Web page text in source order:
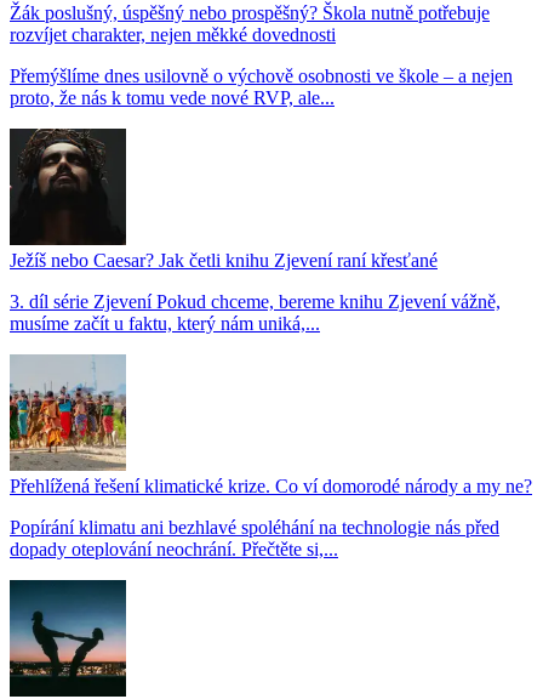
Žák poslušný, úspěšný nebo prospěšný? Škola nutně potřebuje
rozvíjet charakter, nejen měkké dovednosti
Přemýšlíme dnes usilovně o výchově osobnosti ve škole – a nejen
proto, že nás k tomu vede nové RVP, ale...
Ježíš nebo Caesar? Jak četli knihu Zjevení raní křesťané
3. díl série Zjevení Pokud chceme, bereme knihu Zjevení vážně,
musíme začít u faktu, který nám uniká,...
Přehlížená řešení klimatické krize. Co ví domorodé národy a my ne?
Popírání klimatu ani bezhlavé spoléhání na technologie nás před
dopady oteplování neochrání. Přečtěte si,...